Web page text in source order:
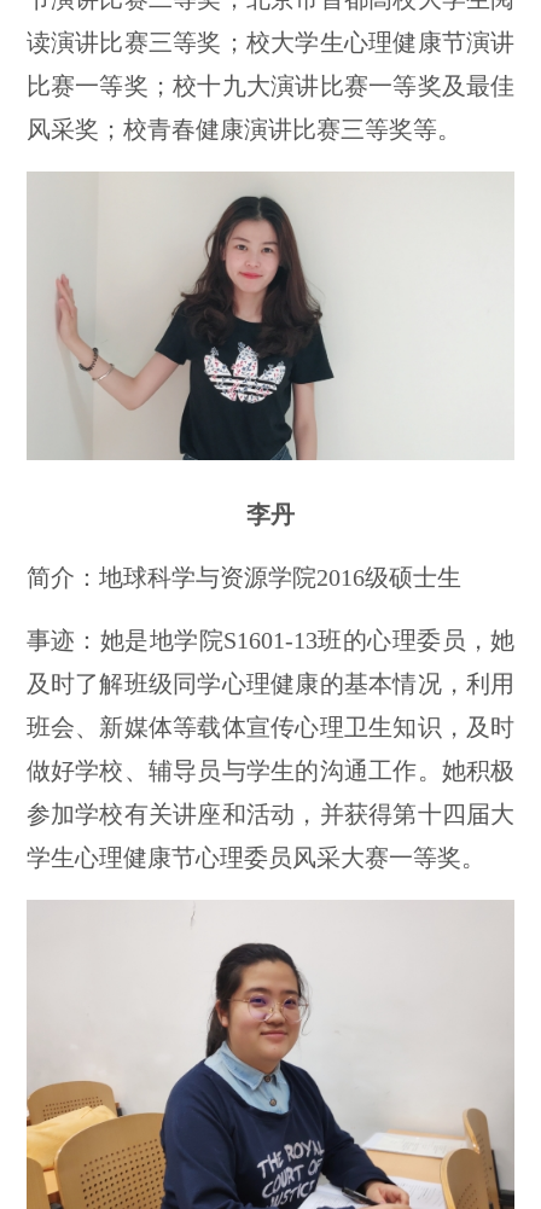
读演讲比赛三等奖；校大学生心理健康节演讲
比赛一等奖；校十九大演讲比赛一等奖及最佳
风采奖；校青春健康演讲比赛三等奖等。
李丹
简介：地球科学与资源学院2016级硕士生
事迹：她是地学院S1601-13班的心理委员，她
及时了解班级同学心理健康的基本情况，利用
班会、新媒体等载体宣传心理卫生知识，及时
做好学校、辅导员与学生的沟通工作。她积极
参加学校有关讲座和活动，并获得第十四届大
学生心理健康节心理委员风采大赛一等奖。